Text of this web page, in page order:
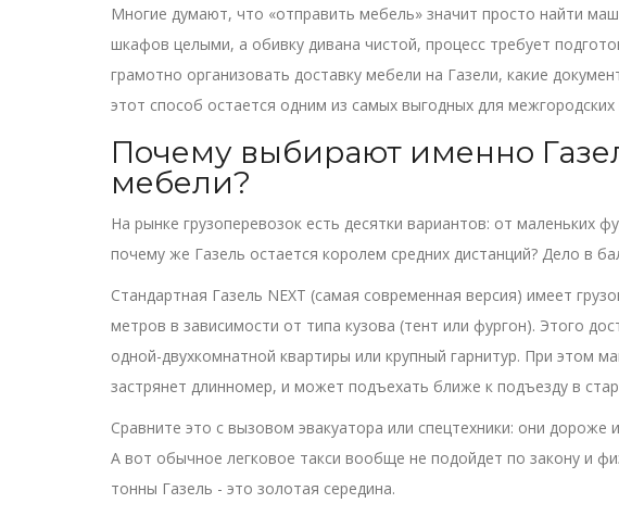
Многие думают, что «отправить мебель» значит просто найти
шкафов целыми, а обивку дивана чистой, процесс требует
грамотно организовать доставку мебели на Газели, какие
этот способ остается одним из самых выгодных для межгородских
Почему выбирают именно
мебели?
На рынке грузоперевозок есть десятки вариантов: от маленьких
почему же Газель остается королем средних дистанций? Дело в
Стандартная Газель NEXT (самая современная версия) имеет
метров в зависимости от типа кузова (тент или фургон). Этого
одной-двухкомнатной квартиры или крупный гарнитур. При этом
застрянет длинномер, и может подъехать ближе к подъезду в
Сравните это с вызовом эвакуатора или спецтехники: они
А вот обычное легковое такси вообще не подойдет по закону и
тонны Газель - это золотая середина.